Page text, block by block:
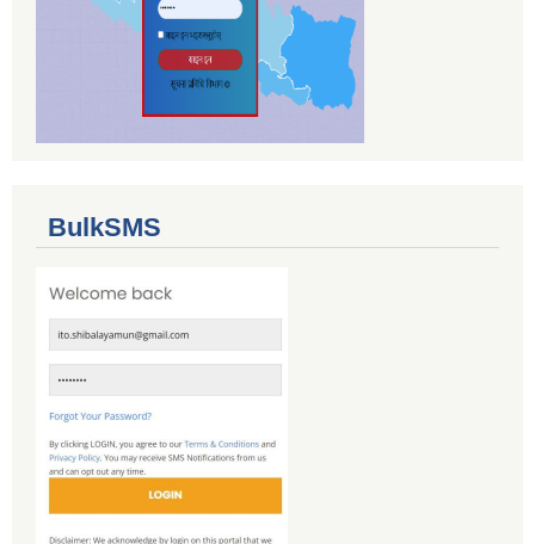
BulkSMS